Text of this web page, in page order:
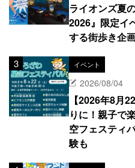
ライオンズ夏
2026』限定イ
する街歩き企
イベント
2026/08/04
【2026年8月
りに！親子で
空フェスティ
験も